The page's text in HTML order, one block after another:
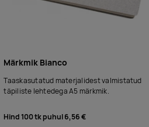
Märkmik Bianco
Taaskasutatud materjalidest valmistatud
täpiliste lehtedega A5 märkmik.
Hind 100 tk puhul6,56 €